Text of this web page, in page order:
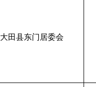
大田县东门居委会